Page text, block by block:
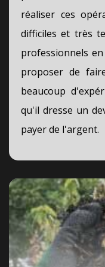
réaliser ces
difficiles et très
professionnels
proposer de
beaucoup
qu'il dresse un
payer de l'argent.